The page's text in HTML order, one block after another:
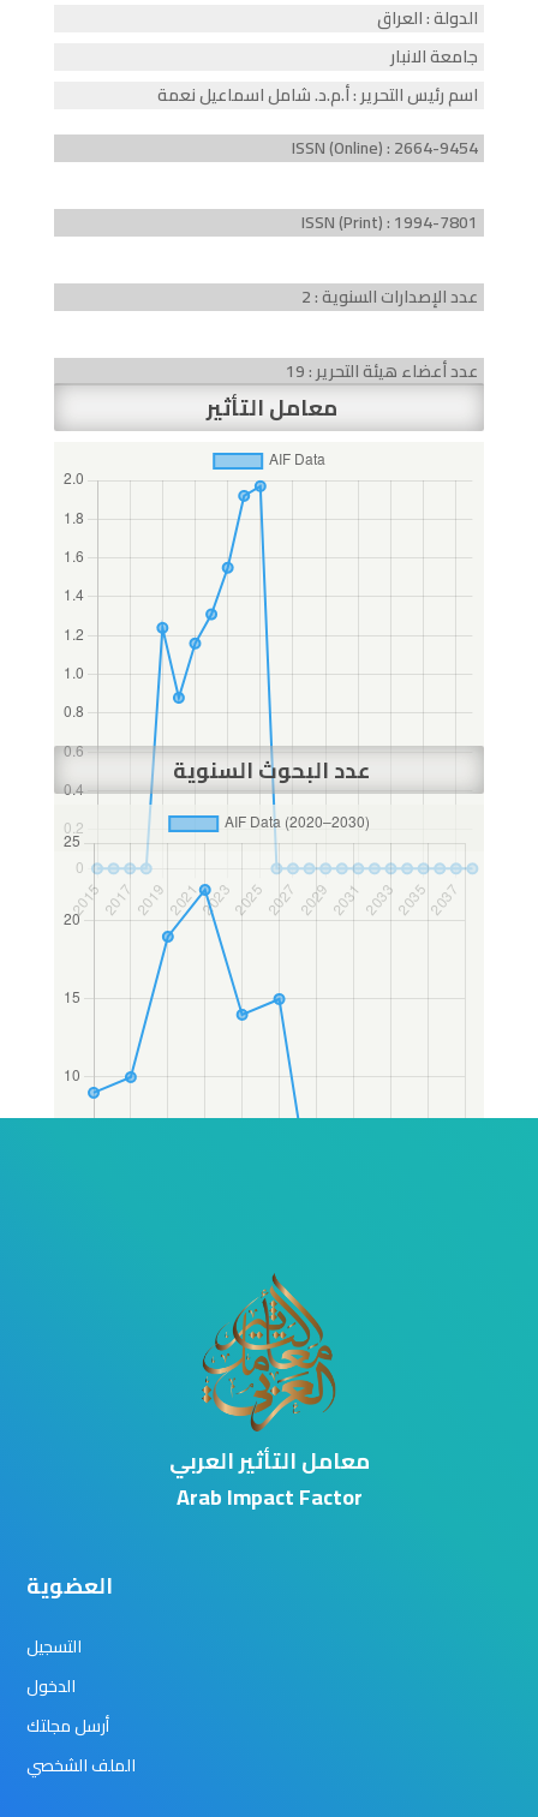
الدولة : العراق
جامعة الانبار
اسم رئيس التحرير : أ.م.د. شامل اسماعیل نعمة
ISSN (Online) : 2664-9454
ISSN (Print) : 1994-7801
عدد الإصدارات السنوية : 2
عدد أعضاء هيئة التحرير : 19
معامل التأثير
عدد البحوث السنوية
معامل التأثير العربي
Arab Impact Factor
العضوية
التسجيل
الدخول
أرسل مجلتك
الملف الشخصي